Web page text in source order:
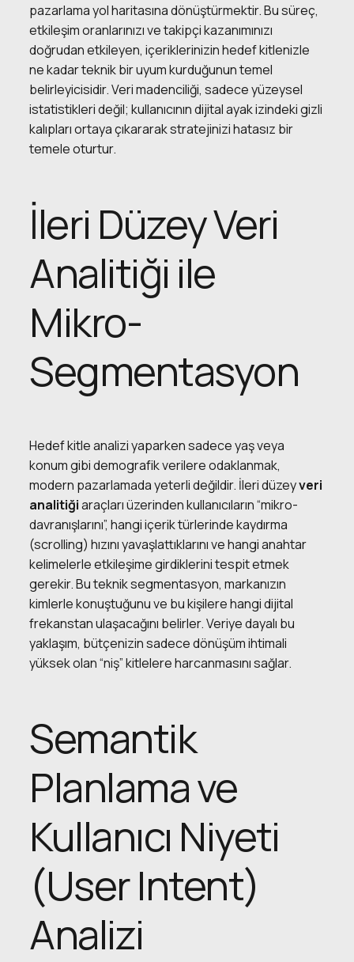
pazarlama yol haritasına dönüştürmektir. Bu süreç,
etkileşim oranlarınızı ve takipçi kazanımınızı
doğrudan etkileyen, içeriklerinizin hedef kitlenizle
ne kadar teknik bir uyum kurduğunun temel
belirleyicisidir. Veri madenciliği, sadece yüzeysel
istatistikleri değil; kullanıcının dijital ayak izindeki gizli
kalıpları ortaya çıkararak stratejinizi hatasız bir
temele oturtur.
İleri Düzey Veri
Analitiği ile
Mikro-
Segmentasyon
Hedef kitle analizi yaparken sadece yaş veya
konum gibi demografik verilere odaklanmak,
modern pazarlamada yeterli değildir. İleri düzeyveri
analitiğiaraçları üzerinden kullanıcıların “mikro-
davranışlarını”, hangi içerik türlerinde kaydırma
(scrolling) hızını yavaşlattıklarını ve hangi anahtar
kelimelerle etkileşime girdiklerini tespit etmek
gerekir. Bu teknik segmentasyon, markanızın
kimlerle konuştuğunu ve bu kişilere hangi dijital
frekanstan ulaşacağını belirler. Veriye dayalı bu
yaklaşım, bütçenizin sadece dönüşüm ihtimali
yüksek olan “niş” kitlelere harcanmasını sağlar.
Semantik
Planlama ve
Kullanıcı Niyeti
(User Intent)
Analizi